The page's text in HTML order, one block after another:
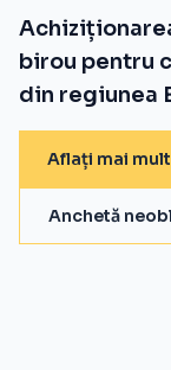
birou pentru
din regiunea
Aflați mai
Anchetă